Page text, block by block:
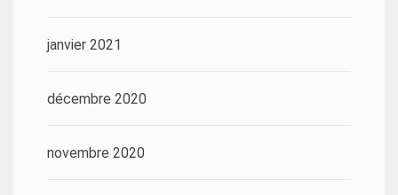
janvier 2021
décembre 2020
novembre 2020